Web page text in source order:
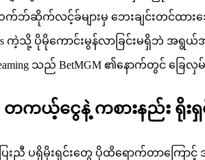
ဘ်ဆိုက်လင့်ခ်များမှ ဘေးချင်းတင်ထား
ကဲ့သို့ ပိုမိုကောင်းမွန်လာခြင်းမ
သည် BetMGM ၏နောက်တွင် ခ
တကယ့်ငွေနဲ့ ကစားနည်း ရို
နဲ့တပြေးညီ ပရိုမိုးရှင်းတွေ ပိုထိရောက်